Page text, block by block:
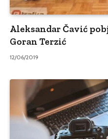
Aleksandar Čavić
Goran Terzić
12/06/2019